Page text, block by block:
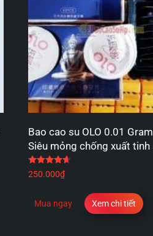
Bao cao su OLO 0.01
Siêu mỏng chống xuất tinh
250.000₫
Mua ngay Xem chi tiết